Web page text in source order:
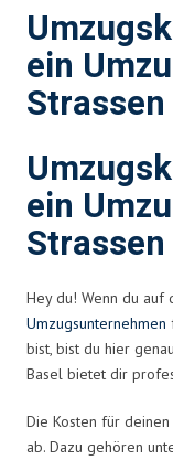
ein
Strassen
ein
Strassen
Hey du! Wenn du auf
Umzugsunternehmen
bist, bist du hier
Basel bietet dir
Die Kosten für
ab. Dazu gehören